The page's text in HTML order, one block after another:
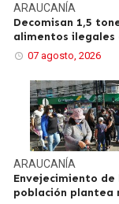
ARAUCANÍA
Decomisan 1,5
alimentos ilegales
07 agosto, 2026
ARAUCANÍA
Envejecimiento de
población plantea